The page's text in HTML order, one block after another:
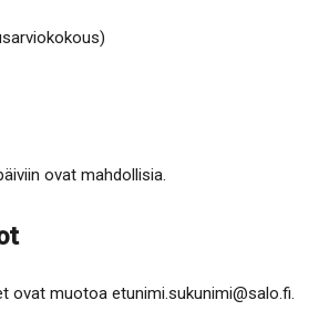
ovat mahdollisia.
ovat muotoa etunimi.​sukunimi​@​salo.​fi​.